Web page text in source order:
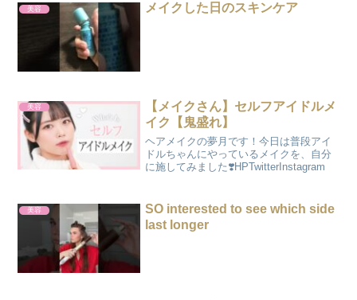
美容 メイクした日のスキンケア
美容
【メイクさん】セルフアイドルメ
イク【鬼盛れ】
ヘアメイクの夢月です！今日は普段アイ
ドルちゃんにやっているメイクを、自分
に施してみました❣️HPTwitterInstagram
美容
SO interested to see which side
last longer